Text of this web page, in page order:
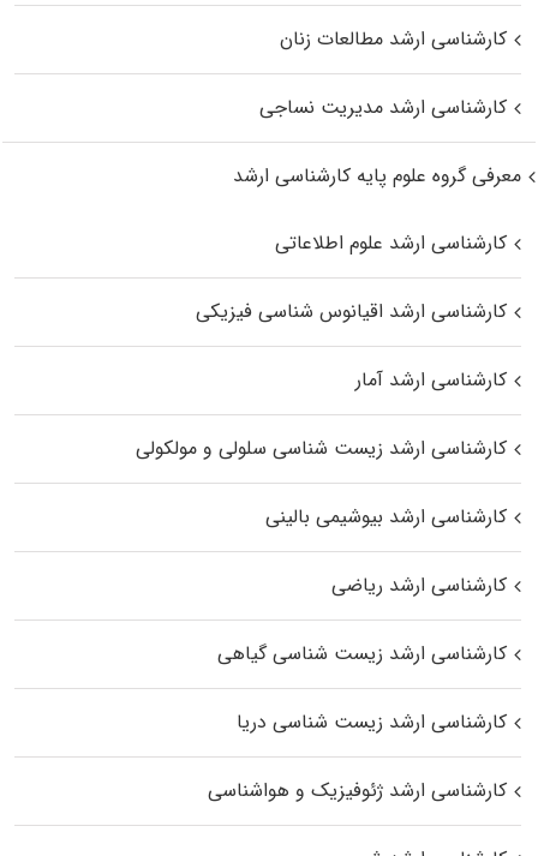
کارشناسی ارشد مطالعات زنان
کارشناسی ارشد مدیریت نساجی
معرفی گروه علوم پایه کارشناسی ارشد
کارشناسی ارشد علوم اطلاعاتی
کارشناسی ارشد اقیانوس‌ شناسی فیزیکی
کارشناسی ارشد آمار
کارشناسی ارشد زیست شناسی سلولی و مولکولی
کارشناسی ارشد بیوشیمی بالینی
کارشناسی ارشد ریاضی
کارشناسی ارشد زیست‌ شناسی گیاهی
کارشناسی ارشد زیست‌ شناسی دریا
کارشناسی ارشد ژئوفیزیک و هواشناسی